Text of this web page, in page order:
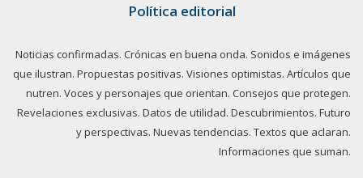
Política editorial
Noticias confirmadas. Crónicas en buena onda. Sonidos e imágenes
que ilustran. Propuestas positivas. Visiones optimistas. Artículos que
nutren. Voces y personajes que orientan. Consejos que protegen.
Revelaciones exclusivas. Datos de utilidad. Descubrimientos. Futuro
y perspectivas. Nuevas tendencias. Textos que aclaran.
Informaciones que suman.